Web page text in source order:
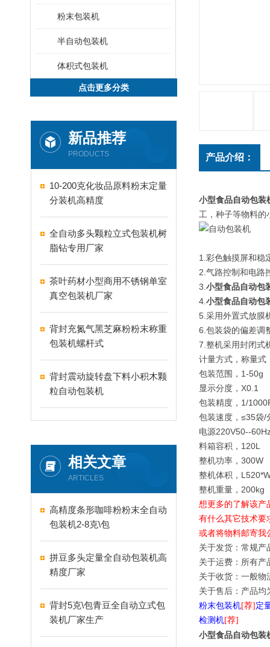
粉末包装机
半自动包装机
体积式包装机
点击更多分类
新品推荐
PRODUCTS
10-200克化妆品原料粉末定量
分装机高精度
全自动多头颗粒立式包装机树
脂钻专用厂家
茶叶药材小型商用不锈钢单室
真空包装机厂家
背封充氮气黑芝麻粉粉末称重
包装机螺杆式
背封震动旋转盘下料小积木颗
粒自动包装机
相关文章
ARTICLES
高精度条形咖啡粉粉末全自动
包装机2-8克\包
拼豆多头定量全自动包装机高
精度厂家
背封5克\包青豆全自动立式包
装机厂家生产
产品介绍：
小型食品自动包装
工，种子等物料
1.彩色触摸屏和稳
2.气路控制和电路
3. 小型食品自动包
4. 小型食品自动包
5.采用外置式放膜
6.包装袋的偏差调
7.整机采用封闭式
计量方式，称量式
包装范围，1-50g
显示分度，X0.1
包装精度，1/
包装速度，≤35袋/
电源220V50--
料箱容积，120L
整机功率，300W
整机体积，
整机重量，200kg
想更多的了解该产
有什么其它技术要
或者将物料邮寄我
关于发货：常规产
关于运费：所有产
关于收货：一般物
关于售后：产品均
粉末包装机[荐] 定
检测机[荐]
小型食品自动包装